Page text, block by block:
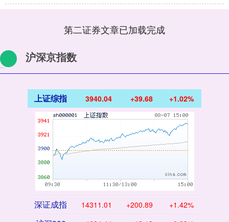
第二证券文章已加载完成
沪深京指数
上证综指 3940.04 +39.68 +1.02%
深证成指 14311.01 +200.89 +1.42%